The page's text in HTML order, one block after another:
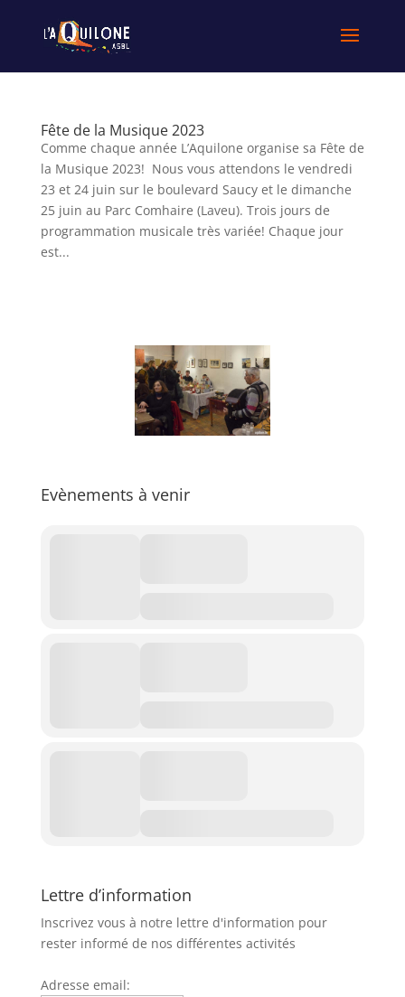
Fête de la Musique 2023
Comme chaque année L’Aquilone organise sa Fête de
la Musique 2023! Nous vous attendons le vendredi
23 et 24 juin sur le boulevard Saucy et le dimanche
25 juin au Parc Comhaire (Laveu). Trois jours de
programmation musicale très variée! Chaque jour
est...
Evènements à venir
Lettre d’information
Inscrivez vous à notre lettre d'information pour
rester informé de nos différentes activités
Adresse email: